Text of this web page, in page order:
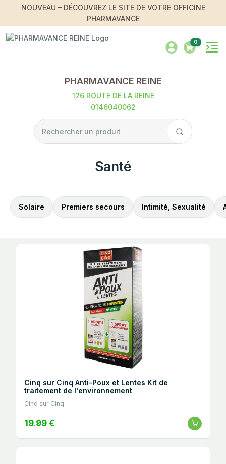
NOUVEAU – DÉCOUVREZ LE SITE DE VOTRE OFFICINE
PHARMAVANCE
0
PHARMAVANCE REINE
126 ROUTE DE LA REINE
0146040062
Santé
Solaire Premiers secours Intimité, Sexualité
Cinq sur Cinq Anti-Poux et Lentes Kit de
traitement de l'environnement
Cinq sur Cinq
19.99 €